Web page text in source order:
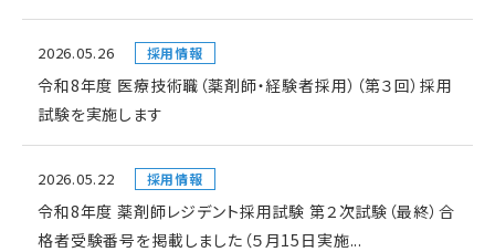
2026.05.26 採用情報
令和8年度 医療技術職（薬剤師・経験者採用）（第３回）採用
試験を実施します
2026.05.22 採用情報
令和8年度 薬剤師レジデント採用試験 第２次試験（最終）合
格者受験番号を掲載しました（５月15日実施...